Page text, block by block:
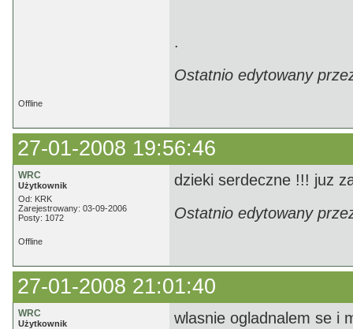
.
Ostatnio edytowany
Offline
27-01-2008 19:56:46
WRC
Użytkownik
Od: KRK
Zarejestrowany: 03-09-2006
Posty: 1072
dzieki serdeczne !!! juz
Ostatnio edytowany
Offline
27-01-2008 21:01:40
WRC
Użytkownik
wlasnie ogladnalem se i